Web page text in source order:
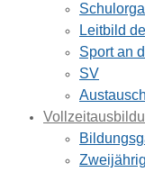
Leitbild
Sport an
SV